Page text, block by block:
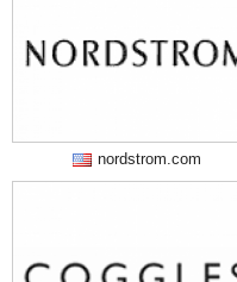
nordstrom.com